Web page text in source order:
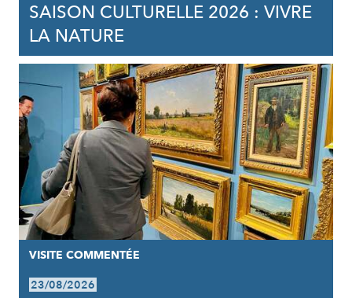
SAISON CULTURELLE 2026 : VIVRE
LA NATURE
VISITE COMMENTÉE
23/08/2026